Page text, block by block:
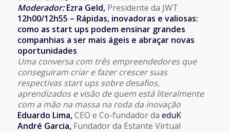
Moderador:Ezra Geld, Presidente da JWT
12h00/12h55 – Rápidas, inovadoras e valiosas:
como as start ups podem ensinar grandes
companhias a ser mais ágeis e abraçar novas
oportunidades
Uma conversa com três empreendedores que
conseguiram criar e fazer crescer suas
respectivas start ups sobre desafios,
aprendizados e visão de quem está literalmente
com a mão na massa na roda da inovação
Eduardo Lima,CEO e Co-fundador da eduK
André Garcia,Fundador da Estante Virtual